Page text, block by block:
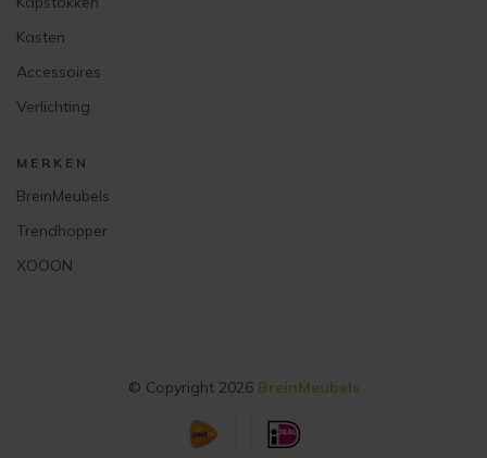
Kasten
Accessoires
Verlichting
MERKEN
BreinMeubels
Trendhopper
XOOON
© Copyright 2026 BreinMeubels